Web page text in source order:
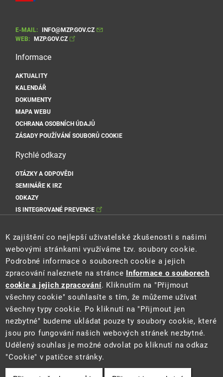
E-MAIL:
INFO@MZP.GOV.CZ
WEB:
MZP.GOV.CZ
Informace
AKTUALITY
KALENDÁŘ
DOKUMENTY
MAPA WEBU
OCHRANA OSOBNÍCH ÚDAJŮ
ZÁSADY POUŽÍVÁNÍ SOUBORŮ COOKIE
Rychlé odkazy
OTÁZKY A ODPOVĚDI
SEMINÁŘE K IRZ
ODKAZY
IS INTEGROVANÉ PREVENCE
Sociální sítě Cenia
2021 © Ministerstvo životního prostředí
K zajištění co nejlepší uživatelské zkušenosti s našimi
webovými stránkami využíváme tzv. soubory cookie.
Podrobné informace o souborech cookie a jejich
zpracování naleznete na stránce Informace o souborech
cookie a jejich zpracování. Kliknutím na "Přijmout
všechny cookie" souhlasíte s tím, že můžeme užívat
všechny typy cookie. Po kliknutí na "Přijmout jen
nezbytné" budeme ukládat pouze ty soubory cookie, které
jsou pro fungování našich webových stránek nezbytné.
Udělený souhlas je možné odvolat po kliknutí na odkaz
"Cookie" v patičce stránky.